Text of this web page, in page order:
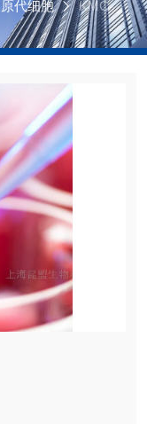
原代细胞
KMC